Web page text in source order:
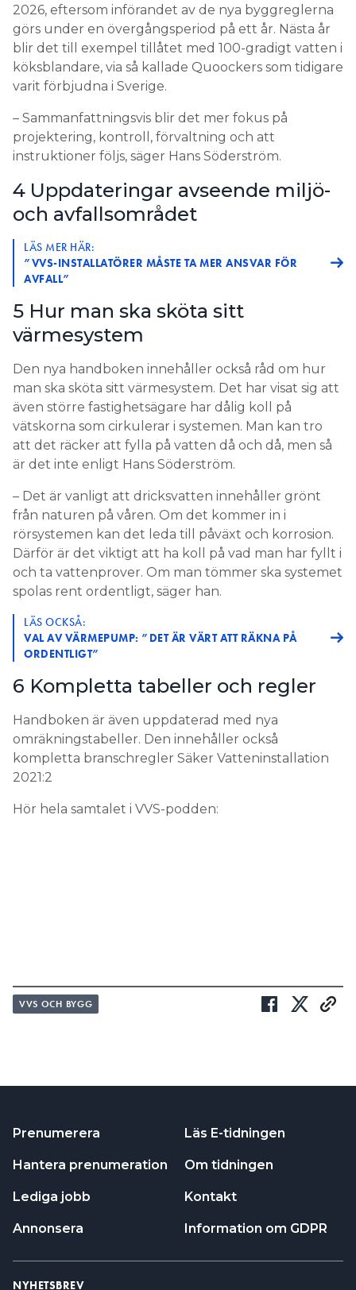
2026, eftersom införandet av de nya byggreglerna
görs under en övergångsperiod på ett år. Nästa år
blir det till exempel tillåtet med 100-gradigt vatten i
köksblandare, via så kallade Quoockers som tidigare
varit förbjudna i Sverige.
– Sammanfattningsvis blir det mer fokus på
projektering, kontroll, förvaltning och att
instruktioner följs, säger Hans Söderström.
4 Uppdateringar avseende miljö-
och avfallsområdet
LÄS MER HÄR:
”VVS-INSTALLATÖRER MÅSTE TA MER ANSVAR FÖR
AVFALL”
5 Hur man ska sköta sitt
värmesystem
Den nya handboken innehåller också råd om hur
man ska sköta sitt värmesystem. Det har visat sig att
även större fastighetsägare har dålig koll på
vätskorna som cirkulerar i systemen. Man kan tro
att det räcker att fylla på vatten då och då, men så
är det inte enligt Hans Söderström.
– Det är vanligt att dricksvatten innehåller grönt
från naturen på våren. Om det kommer in i
rörsystemen kan det leda till påväxt och korrosion.
Därför är det viktigt att ha koll på vad man har fyllt i
och ta vattenprover. Om man tömmer ska systemet
spolas rent ordentligt, säger han.
LÄS OCKSÅ:
VAL AV VÄRMEPUMP: ”DET ÄR VÄRT ATT RÄKNA PÅ
ORDENTLIGT”
6 Kompletta tabeller och regler
Handboken är även uppdaterad med nya
omräkningstabeller. Den innehåller också
kompletta branschregler Säker Vatteninstallation
2021:2
Hör hela samtalet i VVS-podden:
VVS OCH BYGG
Prenumerera
Hantera prenumeration
Lediga jobb
Annonsera
Läs E-tidningen
Om tidningen
Kontakt
Information om GDPR
NYHETSBREV